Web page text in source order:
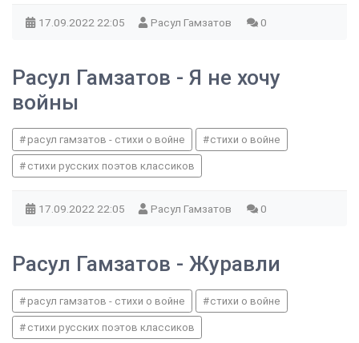
17.09.2022 22:05 Расул Гамзатов 0
Расул Гамзатов - Я не хочу
войны
расул гамзатов - стихи о войне стихи о войне
стихи русских поэтов классиков
17.09.2022 22:05 Расул Гамзатов 0
Расул Гамзатов - Журавли
расул гамзатов - стихи о войне стихи о войне
стихи русских поэтов классиков